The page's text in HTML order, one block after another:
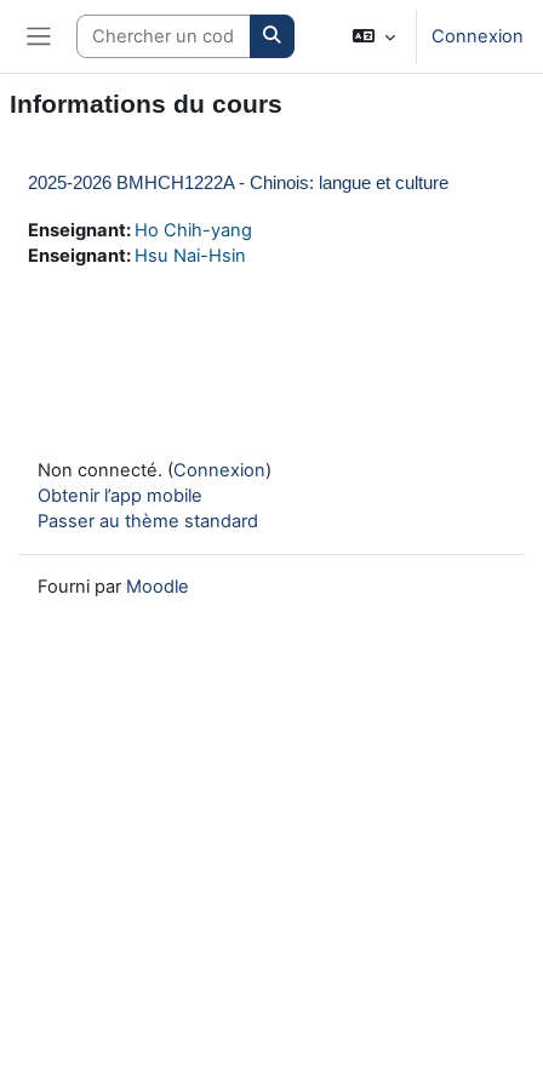
Passer au contenu principal
Panneau latéral
Search courses Connexion
Informations du cours
2025-2026 BMHCH1222A - Chinois: langue et culture
Enseignant: Ho Chih-yang
Enseignant: Hsu Nai-Hsin
Non connecté. (Connexion)
Obtenir l’app mobile
Passer au thème standard
Fourni par Moodle